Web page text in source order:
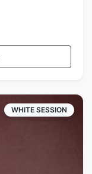
WHITE SESSION